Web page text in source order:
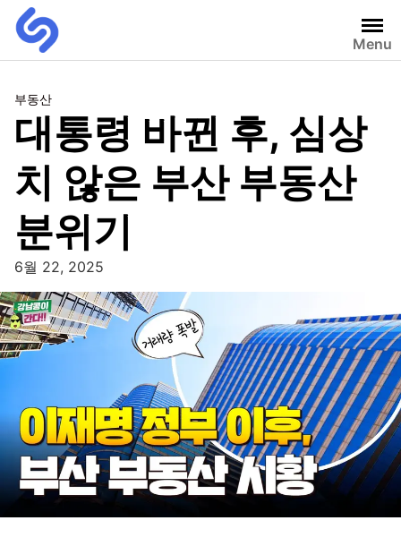
Menu
부동산
대통령 바뀐 후, 심상
치 않은 부산 부동산
분위기
6월 22, 2025